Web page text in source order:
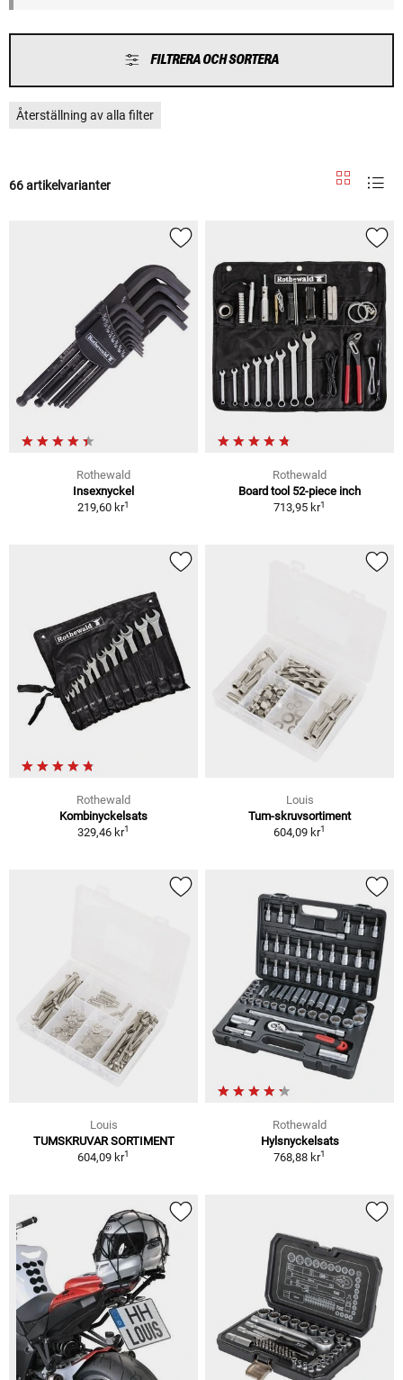
FILTRERA OCH SORTERA
Återställning av alla filter
66 artikelvarianter
Rothewald
Insexnyckel
219,60 kr1
Rothewald
Board tool 52-piece inch
713,95 kr1
Rothewald
Kombinyckelsats
329,46 kr1
Louis
Tum-skruvsortiment
604,09 kr1
Louis
TUMSKRUVAR SORTIMENT
604,09 kr1
Rothewald
Hylsnyckelsats
768,88 kr1